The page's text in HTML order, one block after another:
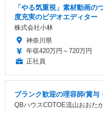
「やる気重視」素材動画の
度充実のビデオエディター
株式会社小林
神奈川県
年収420万円～720万円
正社員
ブランク歓迎の理容師/賞与
QBハウスCOTOE流山おおた